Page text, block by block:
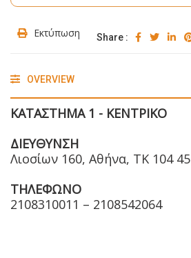
Εκτύπωση Share :
OVERVIEW
ΚΑΤΑΣΤΗΜΑ 1 - ΚΕΝΤΡΙΚΟ
ΔΙΕΥΘΥΝΣΗ
Λιοσίων 160, Αθήνα, ΤΚ 104 45
ΤΗΛΕΦΩΝΟ
2108310011 – 2108542064